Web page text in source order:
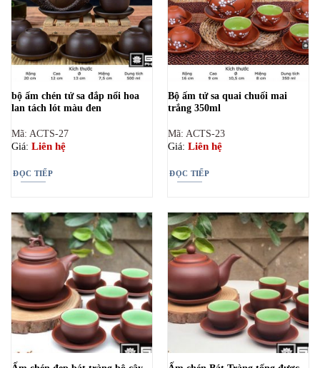
bộ ấm chén tử sa đắp nổi hoa
lan tách lót màu đen
Mã: ACTS-27
Giá: Liên hệ
ĐỌC TIẾP
Bộ ấm tử sa quai chuối mai
trắng 350ml
Mã: ACTS-23
Giá: Liên hệ
ĐỌC TIẾP